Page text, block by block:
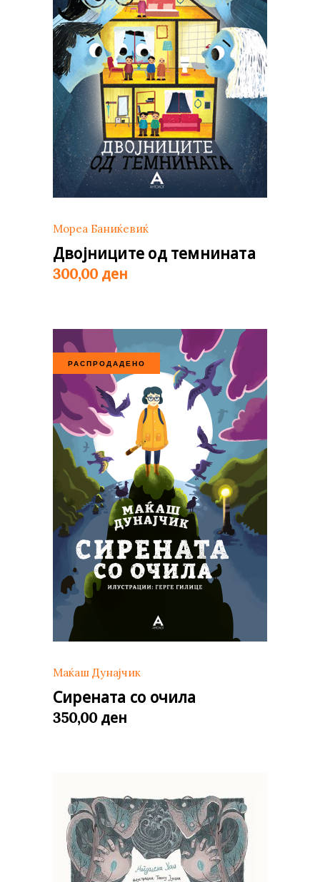
Мореа Баниќевиќ
Двојниците од темнината
300,00 ден
РАСПРОДАДЕНО
Маќаш Дунајчик
Сирената со очила
350,00 ден